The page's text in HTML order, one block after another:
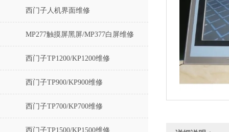
西门子人机界面维修
MP277触摸屏黑屏/MP377白屏维修
西门子TP1200/KP1200维修
西门子TP900/KP900维修
西门子TP700/KP700维修
西门子TP1500/KP1500维修